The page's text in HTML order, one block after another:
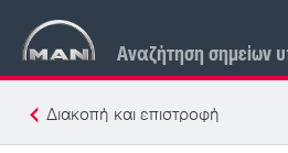
Αναζήτηση σημείων
Διακοπή και επιστροφή